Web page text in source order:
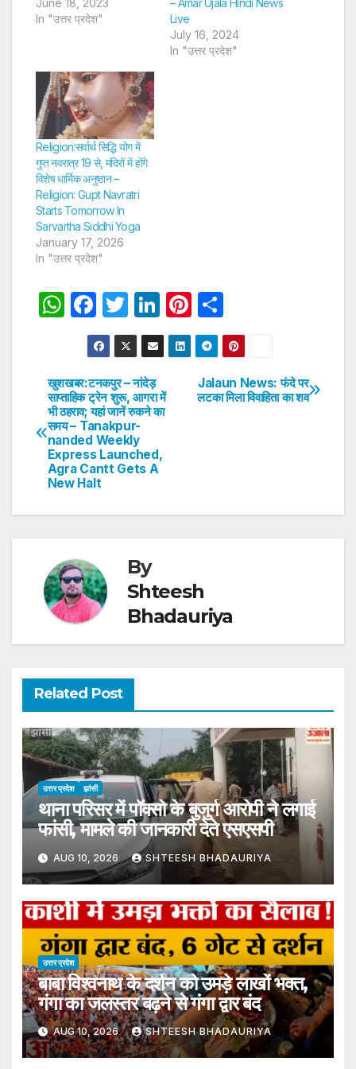
In "उत्तर प्रदेश"
Live
July 16, 2024
In "उत्तर प्रदेश"
Religion:सर्वार्थ सिद्धि योग में
गुप्त नवरात्र 19 से, मंदिरों में होंगे
विशेष धार्मिक अनुष्ठान –
Religion: Gupt Navratri
Starts Tomorrow In
Sarvartha Siddhi Yoga
January 17, 2026
In "उत्तर प्रदेश"
W
s
A
p
p
F
a
c
e
b
o
o
k
T
w
itt
er
Li
n
k
dI
Pi
nt
er
e
st
h
ar
e
Post
navigation
Jalaun News: फंदे पर
लटका मिला विवाहिता का शव
खुशखबर:टनकपुर – नांदेड़
साप्ताहिक ट्रेन शुरू, आगरा में
भी ठहराव; यहां जानें रुकने का
समय – Tanakpur-
nanded Weekly
Express Launched,
Agra Cantt Gets A
New Halt
By
Shteesh
Bhadauriya
Related Post
उत्तर प्रदेश झांसी
थाना परिसर में पॉक्सो के बुजुर्ग आरोपी ने लगाई
फांसी, मामले की जानकारी देते एसएसपी
AUG 10, 2026 SHTEESH BHADAURIYA
उत्तर प्रदेश
बाबा विश्वनाथ के दर्शन को उमड़े लाखों भक्त,
गंगा का जलस्तर बढ़ने से गंगा द्वार बंद
AUG 10, 2026 SHTEESH BHADAURIYA